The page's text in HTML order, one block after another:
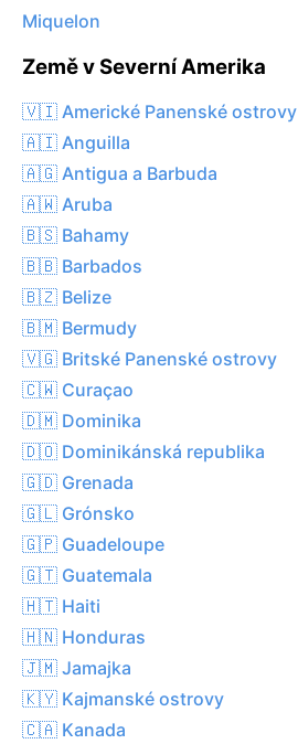
Miquelon
Země v Severní Amerika
🇻🇮 Americké Panenské ostrovy
🇦🇮 Anguilla
🇦🇬 Antigua a Barbuda
🇦🇼 Aruba
🇧🇸 Bahamy
🇧🇧 Barbados
🇧🇿 Belize
🇧🇲 Bermudy
🇻🇬 Britské Panenské ostrovy
🇨🇼 Curaçao
🇩🇲 Dominika
🇩🇴 Dominikánská republika
🇬🇩 Grenada
🇬🇱 Grónsko
🇬🇵 Guadeloupe
🇬🇹 Guatemala
🇭🇹 Haiti
🇭🇳 Honduras
🇯🇲 Jamajka
🇰🇾 Kajmanské ostrovy
🇨🇦 Kanada